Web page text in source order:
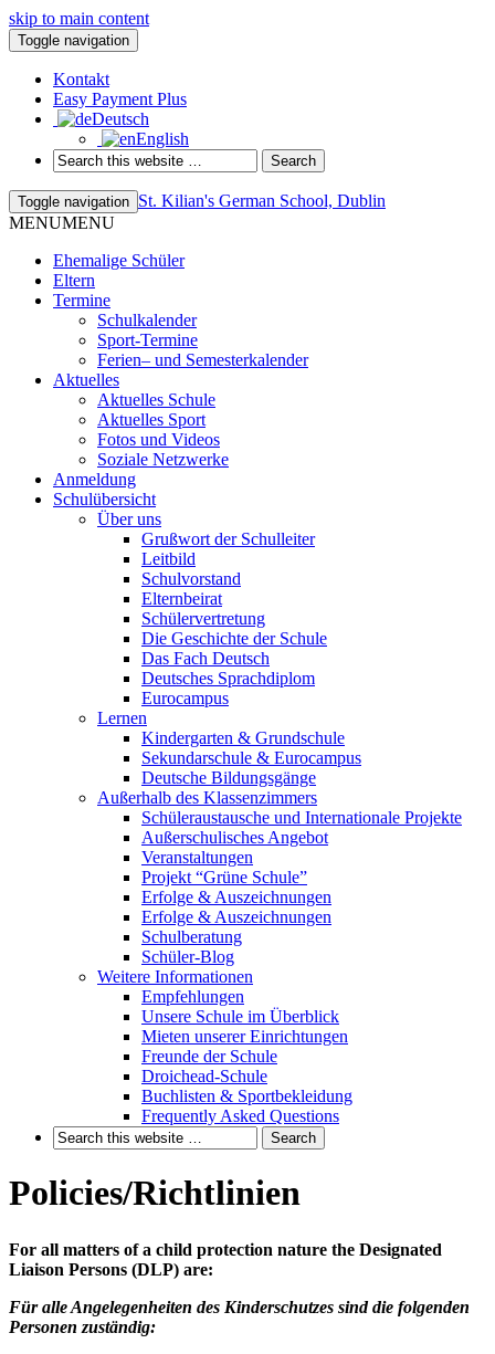
skip to main content
Toggle navigation
Kontakt
Easy Payment Plus
Deutsch
English
Toggle navigation St. Kilian's German School, Dublin
MENUMENU
Ehemalige Schüler
Eltern
Termine
Schulkalender
Sport-Termine
Ferien– und Semesterkalender
Aktuelles
Aktuelles Schule
Aktuelles Sport
Fotos und Videos
Soziale Netzwerke
Anmeldung
Schulübersicht
Über uns
Grußwort der Schulleiter
Leitbild
Schulvorstand
Elternbeirat
Schülervertretung
Die Geschichte der Schule
Das Fach Deutsch
Deutsches Sprachdiplom
Eurocampus
Lernen
Kindergarten & Grundschule
Sekundarschule & Eurocampus
Deutsche Bildungsgänge
Außerhalb des Klassenzimmers
Schüleraustausche und Internationale Projekte
Außerschulisches Angebot
Veranstaltungen
Projekt “Grüne Schule”
Erfolge & Auszeichnungen
Erfolge & Auszeichnungen
Schulberatung
Schüler-Blog
Weitere Informationen
Empfehlungen
Unsere Schule im Überblick
Mieten unserer Einrichtungen
Freunde der Schule
Droichead-Schule
Buchlisten & Sportbekleidung
Frequently Asked Questions
Policies/Richtlinien
For all matters of a child protection nature the Designated
Liaison Persons (DLP) are:
Für alle Angelegenheiten des Kinderschutzes sind die folgenden
Personen zuständig: